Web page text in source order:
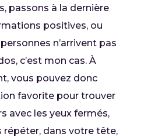
passons à la dernière
positives, ou
n’arrivent pas
c’est mon cas. À
vous pouvez donc
favorite pour trouver
avec les yeux fermés,
répéter, dans votre tête,